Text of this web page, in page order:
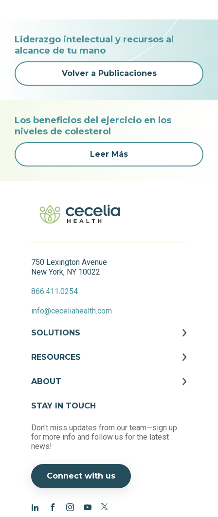
Liderazgo intelectual y recursos al
alcance de tu mano
Volver a Publicaciones
Los beneficios del ejercicio en los
niveles de colesterol
Leer Más
750 Lexington Avenue
New York, NY 10022
866.411.0254
info@ceceliahealth.com
SOLUTIONS
RESOURCES
ABOUT
STAY IN TOUCH
Don't miss updates from our team—sign up
for more info and follow us for the latest
news!
Connect with us